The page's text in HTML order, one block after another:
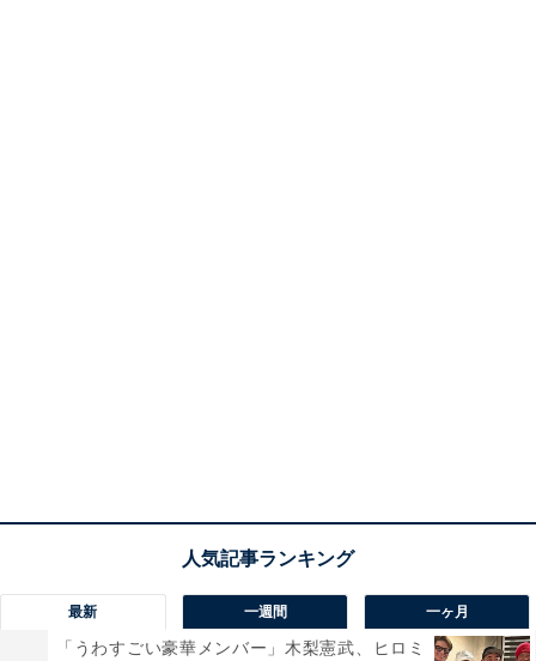
最新 一週間 一ヶ月
「うわすごい豪華メンバー」木梨憲武、ヒロミ